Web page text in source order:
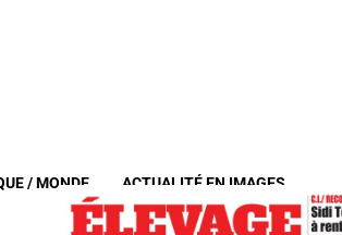
/ MONDE ACTUALITÉ EN IMAGES